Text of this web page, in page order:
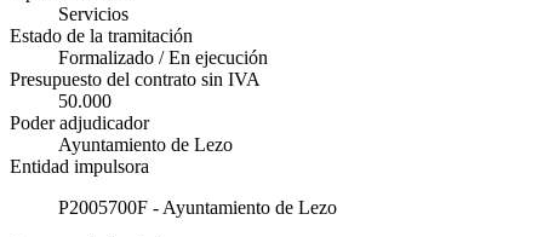
Servicios
Estado de la tramitación
Formalizado / En ejecución
Presupuesto del contrato sin IVA
50.000
Poder adjudicador
Ayuntamiento de Lezo
Entidad impulsora
P2005700F - Ayuntamiento de Lezo